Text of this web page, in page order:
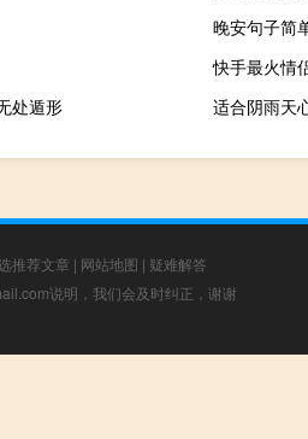
晚安句子简
快手最火情
处遁形
推荐文章 | 网站地图 | 疑难解答
说明，我们会及时纠正，谢谢